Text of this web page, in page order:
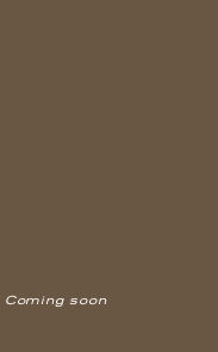
Coming soon